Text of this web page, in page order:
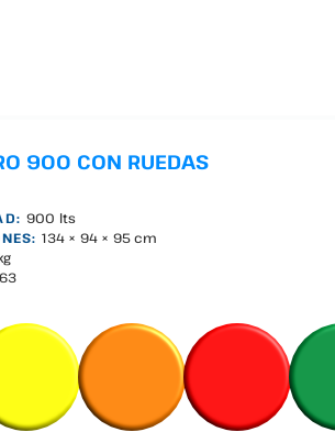
900 CON RUEDAS
900 lts
134 × 94 × 95 cm